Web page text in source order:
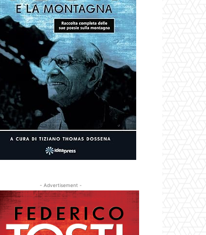
- Advertisement -